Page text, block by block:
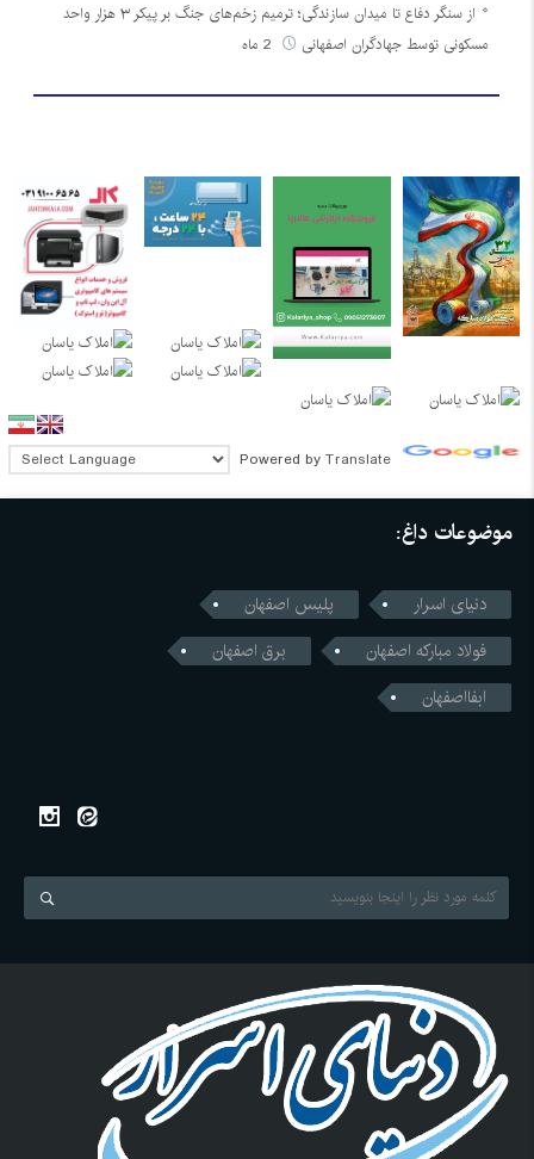
از سنگر دفاع تا میدان سازندگی؛ ترمیم زخم‌های جنگ بر پیکر ۳ هزار واحد
مسکونی توسط جهادگران اصفهانی
Powered by Translate
موضوعات داغ:
دنیای اسرار
پلیس اصفهان
فولاد مبارکه اصفهان
برق اصفهان
ابفااصفهان